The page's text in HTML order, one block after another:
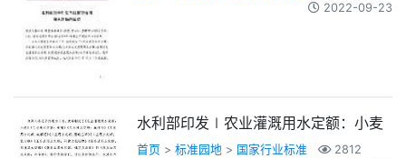
2022-09-23
水利部印发∣农业灌溉用水定额：小麦
首页 > 标准园地 > 国家行业标准
2812